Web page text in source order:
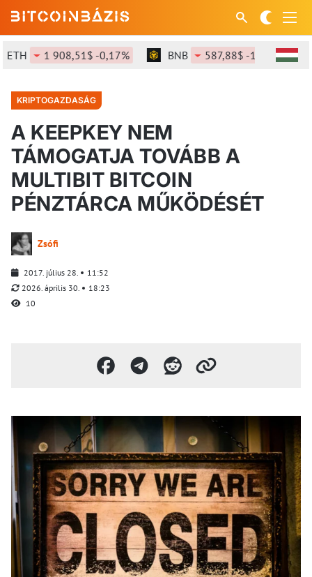
1 908,51$ -0,17% BNB 587,88$ -1,13%
KRIPTOGAZDASÁG
A KEEPKEY NEM
TÁMOGATJA TOVÁBB A
MULTIBIT BITCOIN
PÉNZTÁRCA MŰKÖDÉSÉT
Zsófi
2017. július 28.
11:52
2026. április 30.
18:23
10